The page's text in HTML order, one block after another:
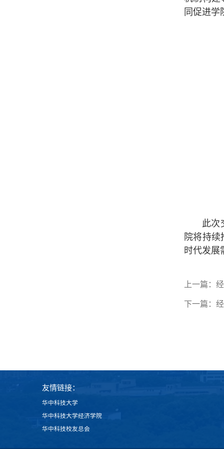
同促进学
此次
院将持
时代发展
上一篇：
下一篇：
友情链接：
华中科技大学
华中科技大学经济学院
华中科技校友总会